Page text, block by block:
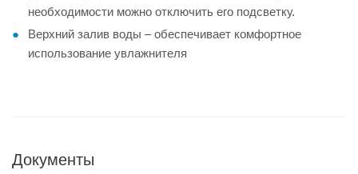
необходимости можно отключить его подсветку.
Верхний залив воды – обеспечивает комфортное
использование увлажнителя
Документы